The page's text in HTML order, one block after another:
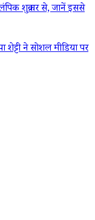
शुक्रवार से, जानें इससे
ने सोशल मीडिया पर